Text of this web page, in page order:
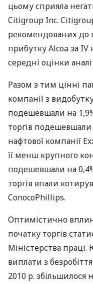
цьому сприяла
Citigroup Inc.
рекомендованих до
прибутку Alcoa за
середні оцінки
Разом з тим цінні
компанії з
подешевшали на
торгів подешевшали
нафтової компанії
її менш крупного
подешевшали на
торгів впали
ConocoPhillips.
Оптимістично
початку торгів
Міністерства праці.
виплати з
2010 р. збільшилося